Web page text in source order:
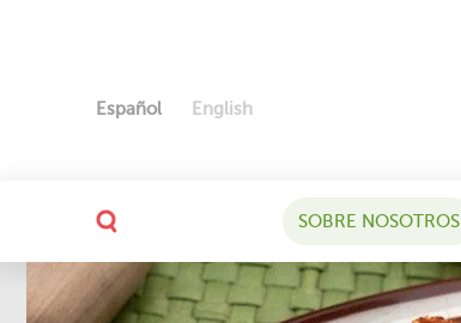
Español English
SOBRE NOSOTROS